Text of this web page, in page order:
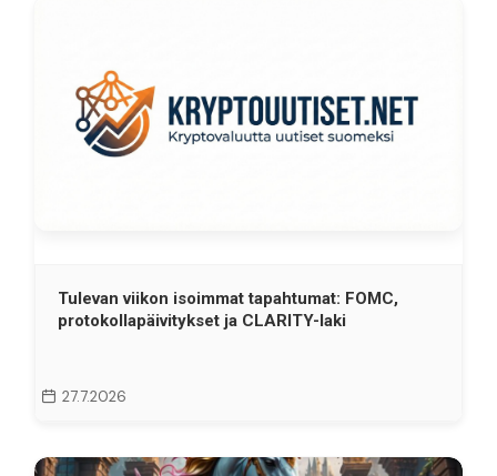
Tulevan viikon isoimmat tapahtumat: FOMC,
protokollapäivitykset ja CLARITY-laki
27.7.2026